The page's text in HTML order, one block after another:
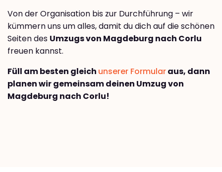
Von der Organisation bis zur Durchführung – wir
kümmern uns um alles, damit du dich auf die schönen
Seiten des Umzugs von Magdeburg nach Corlu
freuen kannst.
Füll am besten gleich unserer Formularaus, dann
planen wir gemeinsam deinen Umzug von
Magdeburg nach Corlu!